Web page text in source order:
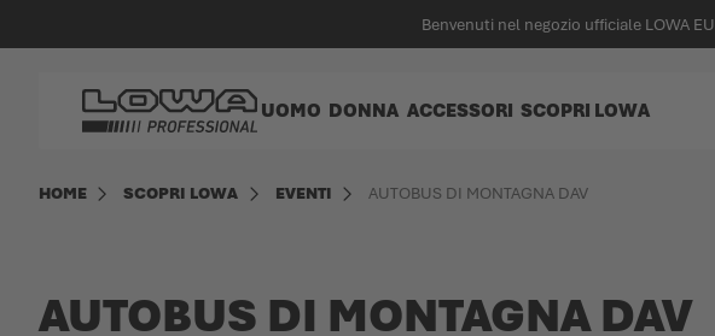
Benvenuti nel negozio ufficiale LOWA EU
Vai alla Home Page
UOMO DONNA ACCESSORI SCOPRI LOWA
HOME SCOPRI LOWA EVENTI AUTOBUS DI MONTAGNA DAV
AUTOBUS DI MONTAGNA DAV